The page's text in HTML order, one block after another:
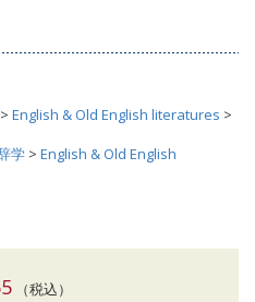
> English & Old English literatures >
学 > English & Old English
（税込）